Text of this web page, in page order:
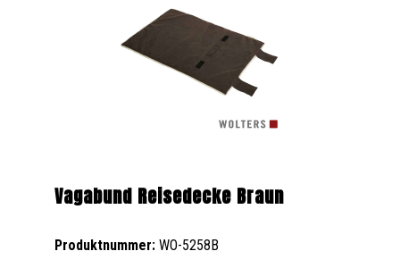
Vagabund Reisedecke Braun
Produktnummer: WO-5258B